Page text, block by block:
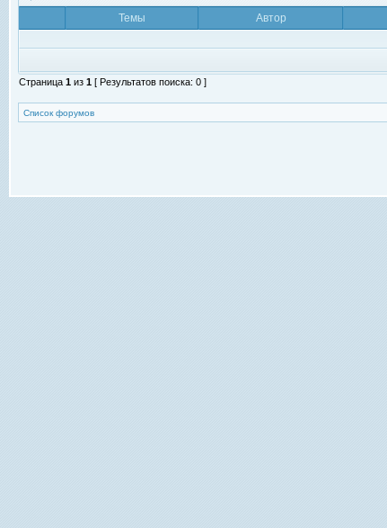
Темы
Автор
Страница 1 из 1 [ Результатов поиска: 0 ]
Список форумов